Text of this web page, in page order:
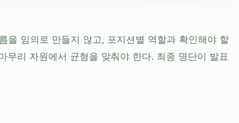
을 임의로 만들지 않고, 포지션별 역할과 확인해야 할
무리 자원에서 균형을 맞춰야 한다. 최종 명단이 발표